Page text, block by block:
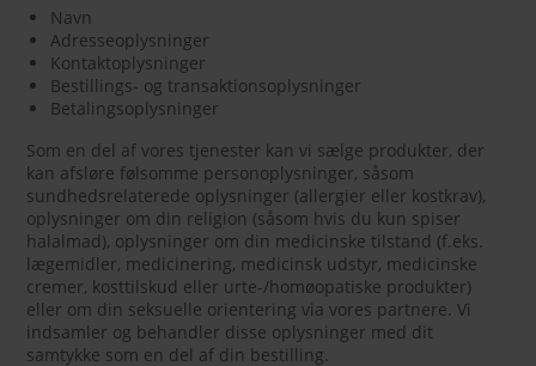
Navn
Adresseoplysninger
Kontaktoplysninger
Bestillings- og transaktionsoplysninger
Betalingsoplysninger
Som en del af vores tjenester kan vi sælge produkter, der
kan afsløre følsomme personoplysninger, såsom
sundhedsrelaterede oplysninger (allergier eller kostkrav),
oplysninger om din religion (såsom hvis du kun spiser
halalmad), oplysninger om din medicinske tilstand (f.eks.
lægemidler, medicinering, medicinsk udstyr, medicinske
cremer, kosttilskud eller urte-/homøopatiske produkter)
eller om din seksuelle orientering via vores partnere. Vi
indsamler og behandler disse oplysninger med dit
samtykke som en del af din bestilling.